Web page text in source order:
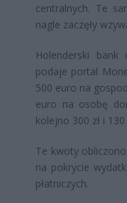
centralnych. Te
nagle zaczęły
Holenderski bank
podaje portal
500 euro na
euro na osobę
kolejno 300 zł i 130
Te kwoty
na pokrycie
płatniczych.